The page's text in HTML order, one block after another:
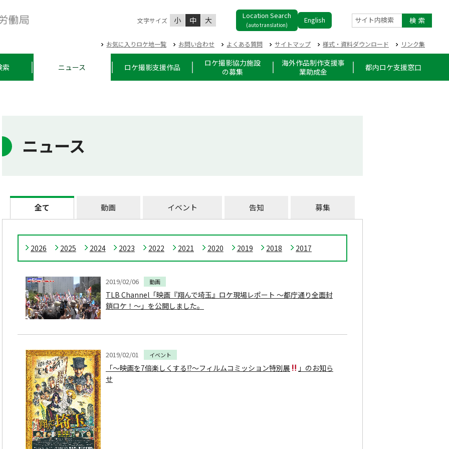
文字サイズ 小 中 大 Location Search
(auto translation)
English サイト内検索
お気に入りロケ地一覧 お問い合わせ よくある質問 サイトマップ 様式・資料ダウンロード リンク集
索 ニュース ロケ撮影支援作品
ロケ撮影協力施設
の募集
海外作品制作支援事
業助成金
都内ロケ支援窓口
ニュース
全て 動画 イベント 告知 募集
2026 2025 2024 2023 2022 2021 2020 2019 2018 2017
2019/02/06 動画
TLB Channel「映画『翔んで埼玉』ロケ現場レポート 〜都庁通り全面封
鎖ロケ！〜」を公開しました。
2019/02/01 イベント
「～映画を7倍楽しくする!?～フィルムコミッション特別展
」のお知ら
せ